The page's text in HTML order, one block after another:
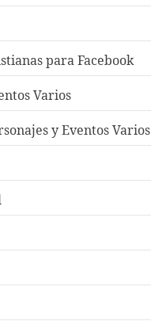
para Facebook
Varios
y Eventos Varios